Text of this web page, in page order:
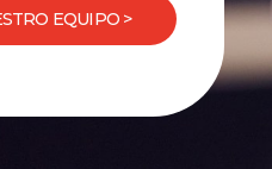
EQUIPO >